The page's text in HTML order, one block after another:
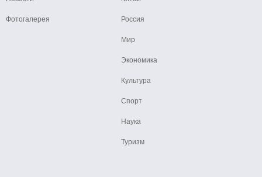
Фотогалерея Россия
Мир
Экономика
Культура
Спорт
Наука
Туризм